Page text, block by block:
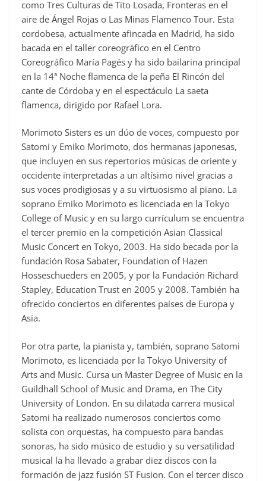
como Tres Culturas de Tito Losada, Fronteras en el
aire de Ángel Rojas o Las Minas Flamenco Tour. Esta
cordobesa, actualmente afincada en Madrid, ha sido
bacada en el taller coreográfico en el Centro
Coreográfico María Pagés y ha sido bailarina principal
en la 14ª Noche flamenca de la peña El Rincón del
cante de Córdoba y en el espectáculo La saeta
flamenca, dirigido por Rafael Lora.
Morimoto Sisters es un dúo de voces, compuesto por
Satomi y Emiko Morimoto, dos hermanas japonesas,
que incluyen en sus repertorios músicas de oriente y
occidente interpretadas a un altísimo nivel gracias a
sus voces prodigiosas y a su virtuosismo al piano. La
soprano Emiko Morimoto es licenciada en la Tokyo
College of Music y en su largo currículum se encuentra
el tercer premio en la competición Asian Classical
Music Concert en Tokyo, 2003. Ha sido becada por la
fundación Rosa Sabater, Foundation of Hazen
Hosseschueders en 2005, y por la Fundación Richard
Stapley, Education Trust en 2005 y 2008. También ha
ofrecido conciertos en diferentes países de Europa y
Asia.
Por otra parte, la pianista y, también, soprano Satomi
Morimoto, es licenciada por la Tokyo University of
Arts and Music. Cursa un Master Degree of Music en la
Guildhall School of Music and Drama, en The City
University of London. En su dilatada carrera musical
Satomi ha realizado numerosos conciertos como
solista con orquestas, ha compuesto para bandas
sonoras, ha sido músico de estudio y su versatilidad
musical la ha llevado a grabar diez discos con la
formación de jazz fusión ST Fusion. Con el tercer disco